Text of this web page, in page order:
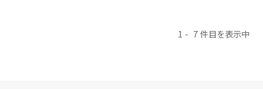
1 7